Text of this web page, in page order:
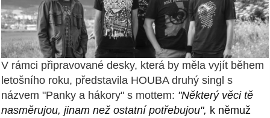
V rámci připravované desky, která by měla vyjít během
letošního roku, představila HOUBA druhý singl s
názvem "Panky a hákory" s mottem: "Některý věci tě
nasměrujou, jinam než ostatní potřebujou", k němuž